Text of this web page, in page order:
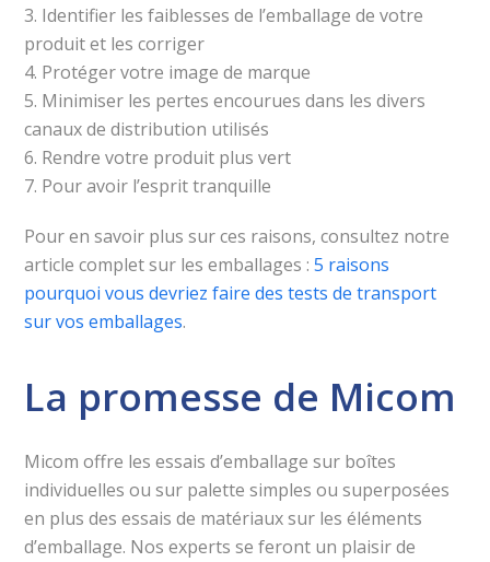
3. Identifier les faiblesses de l’emballage de votre
produit et les corriger
4. Protéger votre image de marque
5. Minimiser les pertes encourues dans les divers
canaux de distribution utilisés
6. Rendre votre produit plus vert
7. Pour avoir l’esprit tranquille
Pour en savoir plus sur ces raisons, consultez notre
article complet sur les emballages :5 raisons
pourquoi vous devriez faire des tests de transport
sur vos emballages.
La promesse de Micom
Micom offre les essais d’emballage sur boîtes
individuelles ou sur palette simples ou superposées
en plus des essais de matériaux sur les éléments
d’emballage. Nos experts se feront un plaisir de